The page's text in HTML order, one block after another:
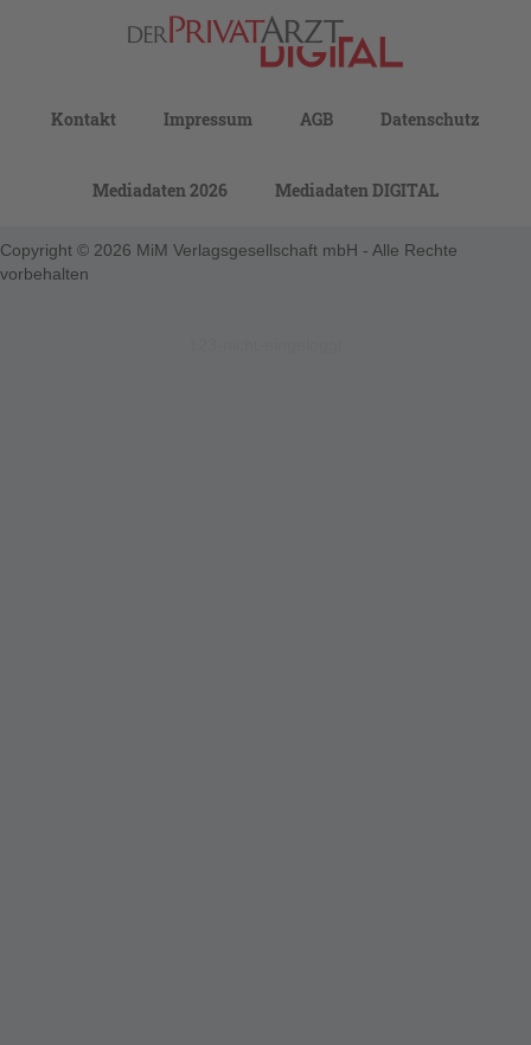
Kontakt Impressum AGB Datenschutz
Mediadaten 2026 Mediadaten DIGITAL
Copyright © 2026 MiM Verlagsgesellschaft mbH - Alle Rechte
vorbehalten